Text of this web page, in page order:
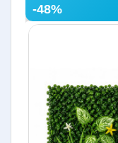
-48%